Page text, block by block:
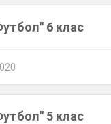
6 клас
5 клас